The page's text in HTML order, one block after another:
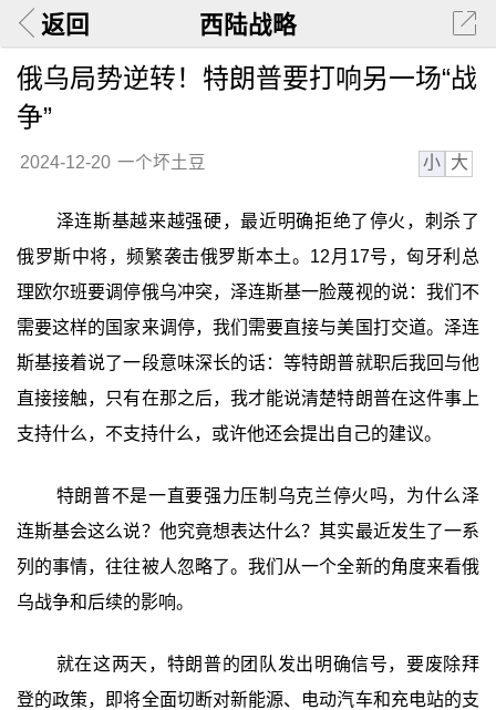
返回 西陆战略
俄乌局势逆转！特朗普要打响另一场“战
争”
2024-12-20 一个坏土豆 小 大
泽连斯基越来越强硬，最近明确拒绝了停火，刺杀了
俄罗斯中将，频繁袭击俄罗斯本土。12月17号，匈牙利总
理欧尔班要调停俄乌冲突，泽连斯基一脸蔑视的说：我们不
需要这样的国家来调停，我们需要直接与美国打交道。泽连
斯基接着说了一段意味深长的话：等特朗普就职后我回与他
直接接触，只有在那之后，我才能说清楚特朗普在这件事上
支持什么，不支持什么，或许他还会提出自己的建议。
特朗普不是一直要强力压制乌克兰停火吗，为什么泽
连斯基会这么说？他究竟想表达什么？其实最近发生了一系
列的事情，往往被人忽略了。我们从一个全新的角度来看俄
乌战争和后续的影响。
就在这两天，特朗普的团队发出明确信号，要废除拜
登的政策，即将全面切断对新能源、电动汽车和充电站的支